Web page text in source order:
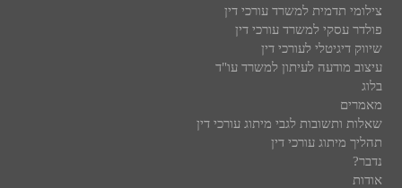
צילומי תדמית למשרד עורכי דין
פולדר עסקי למשרד עורכי דין
שיווק דיגיטלי לעורכי דין
עיצוב מודעה לעיתון למשרד עו"ד
בלוג
מאמרים
שאלות ותשובות לגבי מיתוג עורכי דין
תהליך מיתוג עורכי דין
נדבר?
אודות